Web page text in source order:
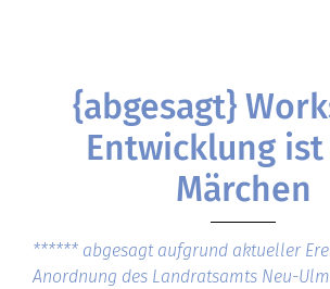
{abgesagt}
Entwicklung
Märchen
****** abgesagt aufgrund aktueller
Anordnung des Landratsamts Neu-